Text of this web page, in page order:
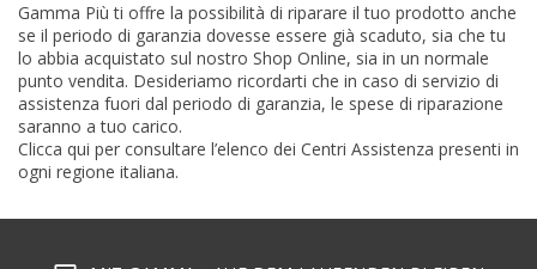
Gamma Più ti offre la possibilità di riparare il tuo prodotto anche
se il periodo di garanzia dovesse essere già scaduto, sia che tu
lo abbia acquistato sul nostro Shop Online, sia in un normale
punto vendita. Desideriamo ricordarti che in caso di servizio di
assistenza fuori dal periodo di garanzia, le spese di riparazione
saranno a tuo carico.
Clicca qui per consultare l’elenco dei Centri Assistenza presenti in
ogni regione italiana.